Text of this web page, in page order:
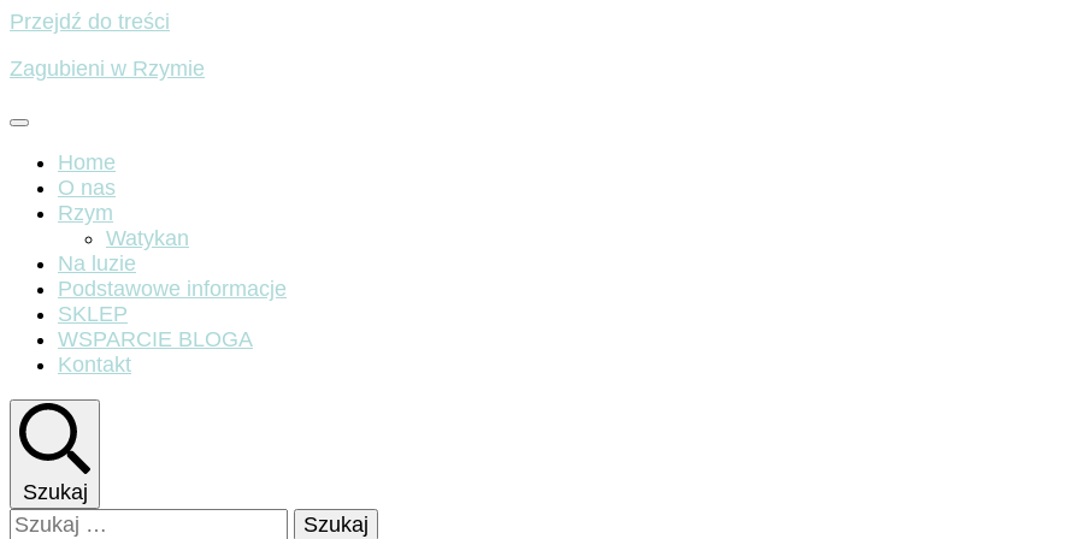
Przejdź do treści
Zagubieni w Rzymie
Home
O nas
Rzym
Watykan
Na luzie
Podstawowe informacje
SKLEP
WSPARCIE BLOGA
Kontakt
Szukaj
Szukaj: